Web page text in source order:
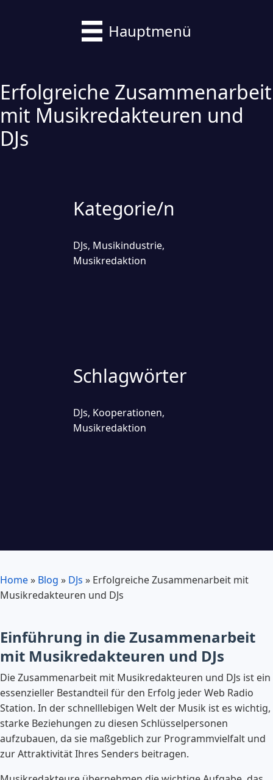
Hauptmenü
Erfolgreiche Zusammenarbeit
mit Musikredakteuren und
DJs
Kategorie/n
DJs, Musikindustrie,
Musikredaktion
Schlagwörter
DJs, Kooperationen,
Musikredaktion
Home» Blog » DJs » Erfolgreiche Zusammenarbeit mit
Musikredakteuren und DJs
Einführung in die Zusammenarbeit
mit Musikredakteuren und DJs
Die Zusammenarbeit mit Musikredakteuren und DJs ist ein
essenzieller Bestandteil für den Erfolg jeder Web Radio
Station. In der schnelllebigen Welt der Musik ist es wichtig,
starke Beziehungen zu diesen Schlüsselpersonen
aufzubauen, da sie maßgeblich zur Programmvielfalt und
zur Attraktivität Ihres Senders beitragen.